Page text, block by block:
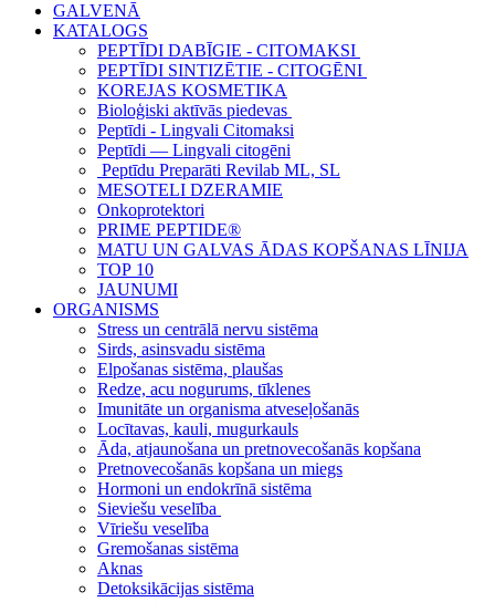
GALVENĀ
KATALOGS
PEPTĪDI DABĪGIE - CITOMAKSI
PEPTĪDI SINTIZĒTIE - CITOGĒNI
KOREJAS KOSMETIKA
Bioloģiski aktīvās piedevas
Peptīdi - Lingvali Citomaksi
Peptīdi — Lingvali citogēni
Peptīdu Preparāti Revilab ML, SL
MESOTELI DZERAMIE
Onkoprotektori
PRIME PEPTIDE®
MATU UN GALVAS ĀDAS KOPŠANAS LĪNIJA
TOP 10
JAUNUMI
ORGANISMS
Stress un centrālā nervu sistēma
Sirds, asinsvadu sistēma
Elpošanas sistēma, plaušas
Redze, acu nogurums, tīklenes
Imunitāte un organisma atveseļošanās
Locītavas, kauli, mugurkauls
Āda, atjaunošana un pretnovecošanās kopšana
Pretnovecošanās kopšana un miegs
Hormoni un endokrīnā sistēma
Sieviešu veselība
Vīriešu veselība
Gremošanas sistēma
Aknas
Detoksikācijas sistēma